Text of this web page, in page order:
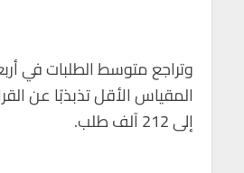
وتراجع متوسط الطلبات في
المقياس الأقل تذبذبًا عن
إلى 212 آلف طلب.